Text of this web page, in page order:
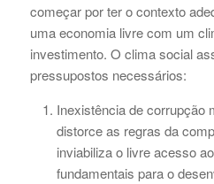
começar por ter o contexto
uma economia livre com um
investimento. O clima social
pressupostos necessários:
Inexistência de corrupção
distorce as regras da
inviabiliza o livre acesso
fundamentais para o